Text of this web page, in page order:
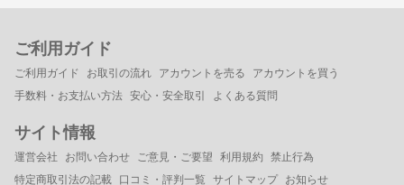
ご利用ガイド
ご利用ガイド お取引の流れ アカウントを売る
アカウントを買う
手数料・お支払い方法 安心・安全取引 よくある質問
サイト情報
運営会社 お問い合わせ ご意見・ご要望 利用規約
禁止行為
特定商取引法の記載
口コミ・評判一覧 サイトマップ お知らせ